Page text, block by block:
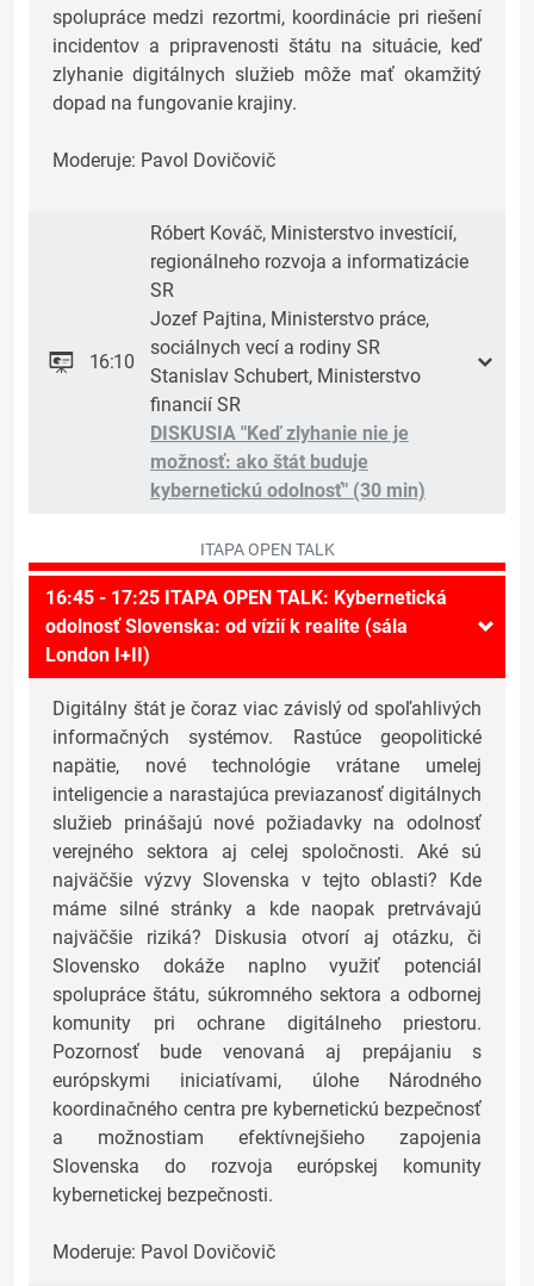
spolupráce medzi rezortmi, koordinácie pri riešení
incidentov a pripravenosti štátu na situácie, keď
zlyhanie digitálnych služieb môže mať okamžitý
dopad na fungovanie krajiny.
Moderuje: Pavol Dovičovič
16:10
Róbert Kováč, Ministerstvo investícií,
regionálneho rozvoja a informatizácie
SR
Jozef Pajtina, Ministerstvo práce,
sociálnych vecí a rodiny SR
Stanislav Schubert, Ministerstvo
financií SR
DISKUSIA "Keď zlyhanie nie je
možnosť: ako štát buduje
kybernetickú odolnosť" (30 min)
ITAPA OPEN TALK
16:45 - 17:25 ITAPA OPEN TALK: Kybernetická
odolnosť Slovenska: od vízií k realite (sála
London I+II)
Digitálny štát je čoraz viac závislý od spoľahlivých
informačných systémov. Rastúce geopolitické
napätie, nové technológie vrátane umelej
inteligencie a narastajúca previazanosť digitálnych
služieb prinášajú nové požiadavky na odolnosť
verejného sektora aj celej spoločnosti. Aké sú
najväčšie výzvy Slovenska v tejto oblasti? Kde
máme silné stránky a kde naopak pretrvávajú
najväčšie riziká? Diskusia otvorí aj otázku, či
Slovensko dokáže naplno využiť potenciál
spolupráce štátu, súkromného sektora a odbornej
komunity pri ochrane digitálneho priestoru.
Pozornosť bude venovaná aj prepájaniu s
európskymi iniciatívami, úlohe Národného
koordinačného centra pre kybernetickú bezpečnosť
a možnostiam efektívnejšieho zapojenia
Slovenska do rozvoja európskej komunity
kybernetickej bezpečnosti.
Moderuje: Pavol Dovičovič